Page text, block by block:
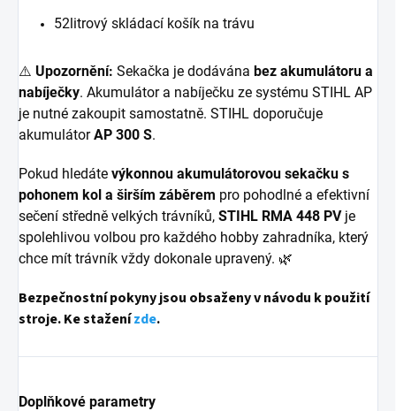
52litrový skládací košík na trávu
⚠️ Upozornění: Sekačka je dodávána bez akumulátoru a
nabíječky. Akumulátor a nabíječku ze systému STIHL AP
je nutné zakoupit samostatně. STIHL doporučuje
akumulátorAP 300 S.
Pokud hledáte výkonnou akumulátorovou sekačku s
pohonem kol a širším záběrem pro pohodlné a efektivní
sečení středně velkých trávníků, STIHL RMA 448 PVje
spolehlivou volbou pro každého hobby zahradníka, který
chce mít trávník vždy dokonale upravený. 🌿
Bezpečnostní pokyny jsou obsaženy v návodu k použití
stroje. Ke staženízde.
Doplňkové parametry